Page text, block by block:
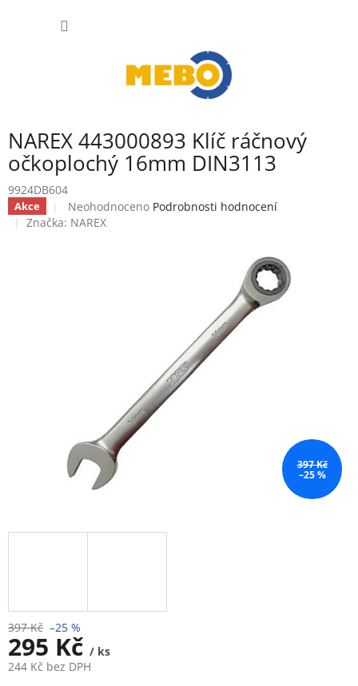
NAREX 443000893 Klíč ráčnový
očkoplochý 16mm DIN3113
9924DB604
Akce
Průměrné
hodnocení
Neohodnoceno Podrobnosti hodnocení
Značka: NAREX
397 Kč
–25 %
397 Kč –25 %
295 Kč / ks
244 Kč bez DPH